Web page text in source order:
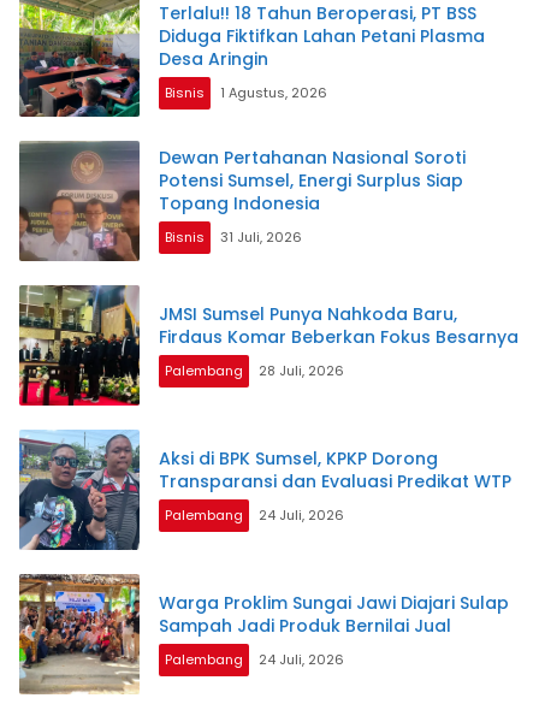
Terlalu!! 18 Tahun Beroperasi, PT BSS
Diduga Fiktifkan Lahan Petani Plasma
Desa Aringin
Bisnis 1 Agustus, 2026
Dewan Pertahanan Nasional Soroti
Potensi Sumsel, Energi Surplus Siap
Topang Indonesia
Bisnis 31 Juli, 2026
JMSI Sumsel Punya Nahkoda Baru,
Firdaus Komar Beberkan Fokus Besarnya
Palembang 28 Juli, 2026
Aksi di BPK Sumsel, KPKP Dorong
Transparansi dan Evaluasi Predikat WTP
Palembang 24 Juli, 2026
Warga Proklim Sungai Jawi Diajari Sulap
Sampah Jadi Produk Bernilai Jual
Palembang 24 Juli, 2026